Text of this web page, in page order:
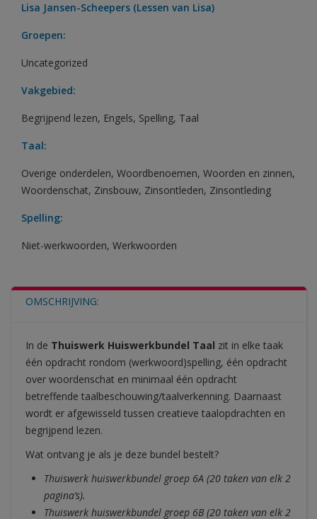
Lisa Jansen-Scheepers (Lessen van Lisa)
Groepen:
Uncategorized
Vakgebied:
Begrijpend lezen, Engels, Spelling, Taal
Taal:
Overige onderdelen, Woordbenoemen, Woorden en zinnen,
Woordenschat, Zinsbouw, Zinsontleden, Zinsontleding
Spelling:
Niet-werkwoorden, Werkwoorden
OMSCHRIJVING:
In de Thuiswerk Huiswerkbundel Taal zit in elke taak
één opdracht rondom (werkwoord)spelling, één opdracht
over woordenschat en minimaal één opdracht
betreffende taalbeschouwing/taalverkenning. Daarnaast
wordt er afgewisseld tussen creatieve taalopdrachten en
begrijpend lezen.
Wat ontvang je als je deze bundel bestelt?
Thuiswerk huiswerkbundel groep 6A (20 taken van elk 2
pagina’s).
Thuiswerk huiswerkbundel groep 6B (20 taken van elk 2